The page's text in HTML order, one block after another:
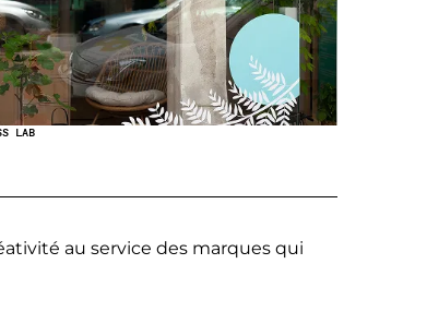
LAB
au service des marques qui